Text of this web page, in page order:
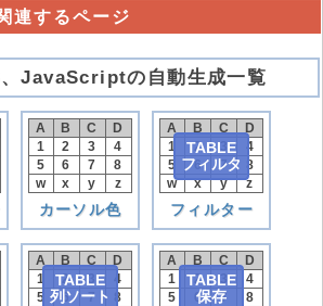
連するページ
JavaScriptの自動生成一覧
A B C
D
1
2 3
4
5
6 7
8
w
x y z
カーソル色
A B C
D
1
2 3
4
5
6 7
8
w
x y z
TABLE
フィルタ
フィルター
A B C
D
1
2 3
4
5
6 7
8
TABLE
列ソート
A B C
D
1
2 3
4
5
6 7
8
TABLE
保存